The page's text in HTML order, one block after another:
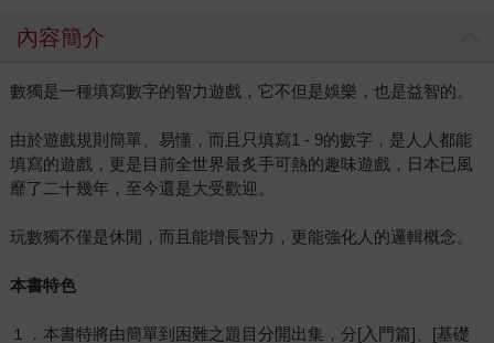
內容簡介
數獨是一種填寫數字的智力遊戲，它不但是娛樂，也是益智的。
由於遊戲規則簡單、易懂，而且只填寫1 - 9的數字，是人人都能
填寫的遊戲，更是目前全世界最炙手可熱的趣味遊戲，日本已風
靡了二十幾年，至今還是大受歡迎。
玩數獨不僅是休閒，而且能增長智力，更能強化人的邏輯概念。
本書特色
１．本書特將由簡單到困難之題目分開出集，分[入門篇]、[基礎